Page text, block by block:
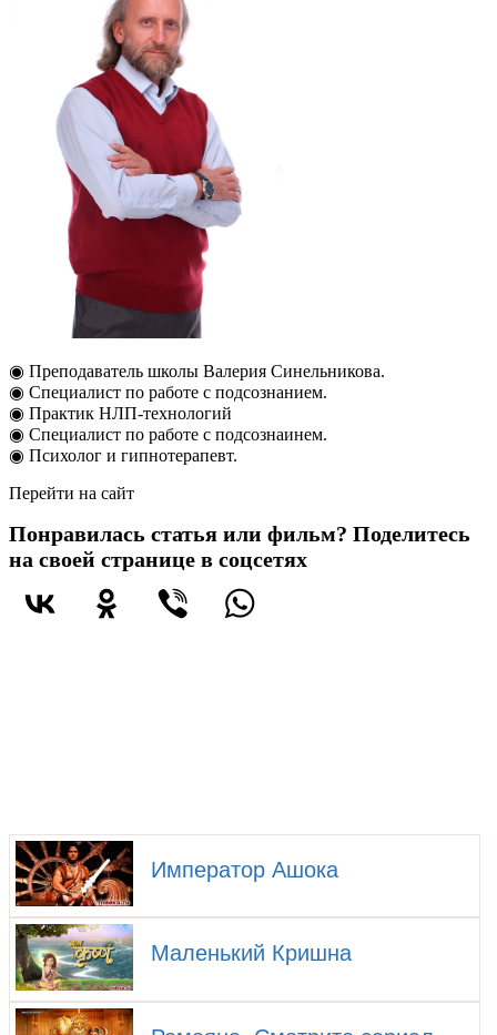
◉ Преподаватель школы Валерия Синельникова.
◉ Специалист по работе с подсознанием.
◉ Практик НЛП-технологий
◉ Специалист по работе с подсознаинем.
◉ Психолог и гипнотерапевт.
Перейти на сайт
Понравилась статья или фильм? Поделитесь
на своей странице в соцсетях
Император Ашока
Маленький Кришна